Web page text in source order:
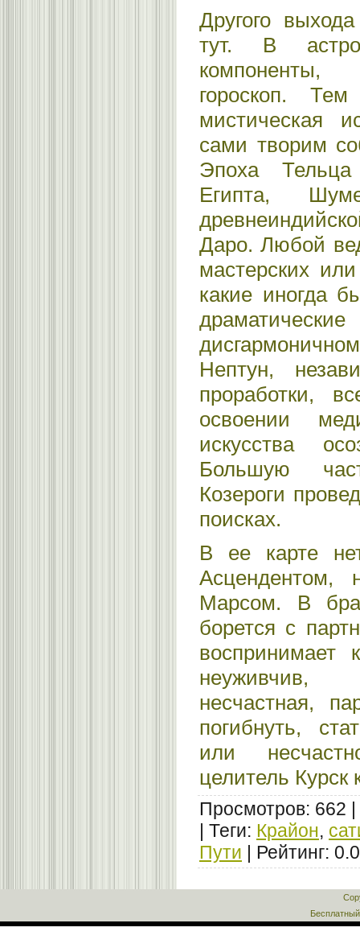
Другого
тут. В
компоненты,
гороскоп.
мистическая
сами творим
Эпоха
Египта,
Даро. Любой
мастерских или
какие иногда
Нептун,
проработки,
освоении
искусства
Большую
Козероги
поисках.
В ее карте
Асцендентом,
Марсом. В
борется с
воспринимает
несчастная,
погибнуть,
или
целитель Курск
Просмотров: 662 |
| Теги: Крайон,
Пути | Рейтинг: 0.0